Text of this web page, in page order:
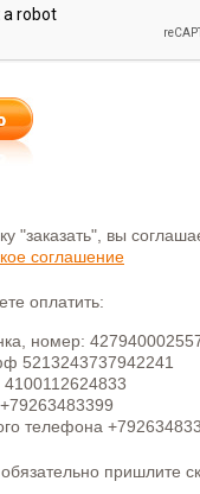
"заказать", вы
соглашение
оплатить:
номер:
5213243737942241
4100112624833
телефона
пришлите